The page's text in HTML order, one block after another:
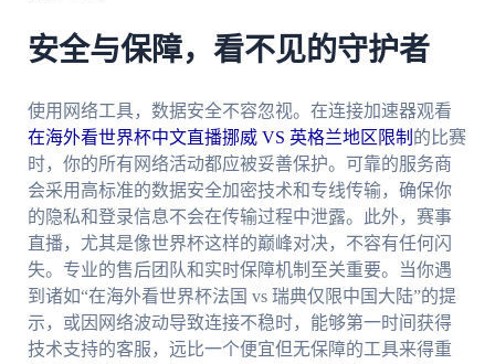
安全与保障，看不见的守护者
使用网络工具，数据安全不容忽视。在连接加速器观看
在海外看世界杯中文直播挪威 VS 英格兰地区限制 的比赛
时，你的所有网络活动都应被妥善保护。可靠的服务商
会采用高标准的数据安全加密技术和专线传输，确保你
的隐私和登录信息不会在传输过程中泄露。此外，赛事
直播，尤其是像世界杯这样的巅峰对决，不容有任何闪
失。专业的售后团队和实时保障机制至关重要。当你遇
到诸如“在海外看世界杯法国 vs 瑞典仅限中国大陆”的提
示，或因网络波动导致连接不稳时，能够第一时间获得
技术支持的客服，远比一个便宜但无保障的工具来得重